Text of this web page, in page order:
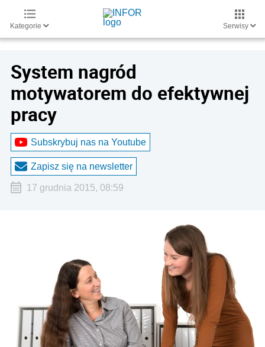
Kategorie Serwisy
System nagród
motywatorem do efektywnej
pracy
Subskrybuj nas na Youtube
Zapisz się na newsletter
17 grudnia 2015, 08:59